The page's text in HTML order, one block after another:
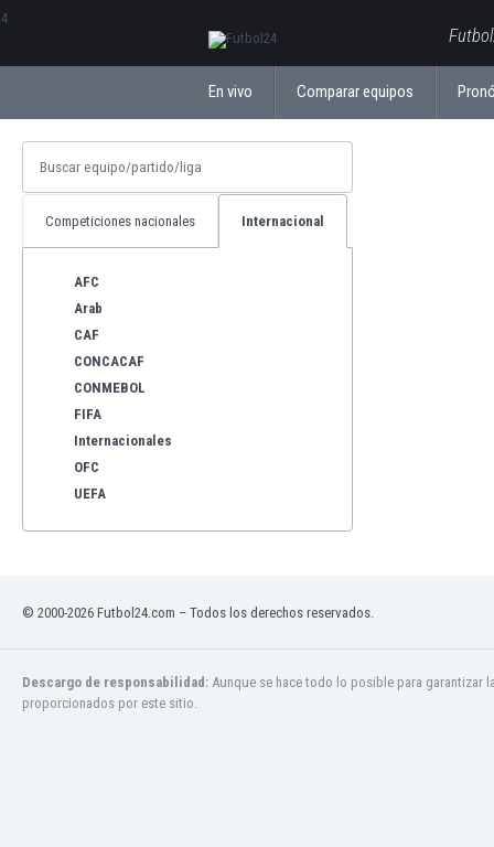
En vivo Comparar equipos
Competiciones nacionales Internacional
AFC
Arab
CAF
CONCACAF
CONMEBOL
FIFA
Internacionales
OFC
UEFA
© 2000-2026 Futbol24.com – Todos los derechos reservados.
Descargo de responsabilidad: Aunque se hace todo lo posible para
proporcionados por este sitio.